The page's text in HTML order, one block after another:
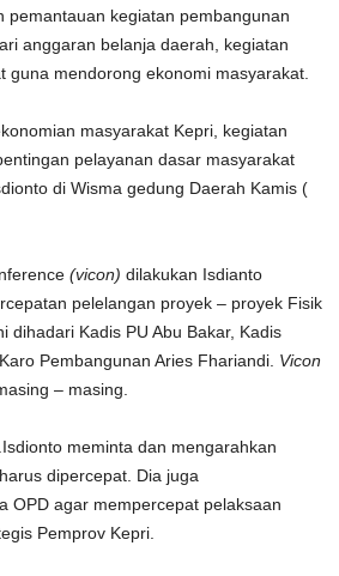
pemantauan kegiatan pembangunan
anggaran belanja daerah, kegiatan
guna mendorong ekonomi masyarakat.
masyarakat Kepri, kegiatan
pelayanan dasar masyarakat
di Wisma gedung Daerah Kamis (
(vicon) dilakukan Isdianto
pelelangan proyek – proyek Fisik
dihadari Kadis PU Abu Bakar, Kadis
Pembangunan Aries Fhariandi. Vicon
– masing.
meminta dan mengarahkan
dipercepat. Dia juga
OPD agar mempercepat pelaksaan
Pemprov Kepri.